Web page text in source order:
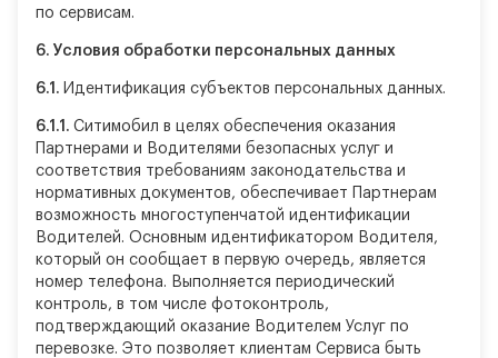
по сервисам.
6. Условия обработки персональных данных
6.1. Идентификация субъектов персональных данных.
6.1.1. Ситимобил в целях обеспечения оказания
Партнерами и Водителями безопасных услуг и
соответствия требованиям законодательства и
нормативных документов, обеспечивает Партнерам
возможность многоступенчатой идентификации
Водителей. Основным идентификатором Водителя,
который он сообщает в первую очередь, является
номер телефона. Выполняется периодический
контроль, в том числе фотоконтроль,
подтверждающий оказание Водителем Услуг по
перевозке. Это позволяет клиентам Сервиса быть